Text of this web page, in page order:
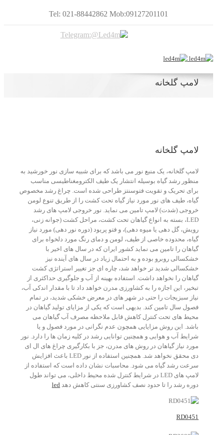
Tel: 021-88442862 Mob:09127201101
لامپ گلخانه
لامپ گلخانه
لامپ گلخانه، یک منبع نور می باشد که برای شبیه سازی نور خورشید به
منظور رشد گیاه بوسیله انتشار یک طیف الکترومغناطیسی مناسب
برای تحریک و تقویت فتوسنتز طراحی شده است. چراغ رشد مخصوص
گیاه، طیف های نور مورد نیاز گیاه تحت کشت را از طریق تنوع لومن
خروجی (شدت) لامپ تامین می نماید. نور خروجی لامپ های رشد
LED، بسته به انواع گیاهان تحت کشت، مراحل کشت (جوانه زنی،
رویش، گل دهی یا میوه دهی)، و فتو پریود (دوره نور دهی) مورد نیاز
گیاه، محدوده خاصی از طیف، لومن و دمای رنگ مورد دلخواه برای
گیاهان را تامین می نماید کشور ایران که در سال های اخیر با
خشکسالی روبرو بوده و به احتمال زیاد در سال های آینده نیز
خشکسالی شدید تر خواهد شد، چاره ای جز تغییر استراتژی کشت
گیاهان را نخواهد داشت. استفاده بهینه از آب و جلوگیری حداکثری از
تبخیر، این اجازه را به کشاورزی مدرن خواهد داد تا با مقدار اندکی آب،
نیاز سبزیجات را حتی در شهر های در معرض خشکی شدید، در تمام
فصول سال تامین کند. بدیهی است که یکی از مزایای تولید گیاهان در
محیط های تحت کنترل کاهش قابل ملاحظه مصرف آب گیاهان می
باشد. این روش مزایایی همچون عدم نگرانی در مورد فصول و یا
شرایط آب و هوایی و همچنین توانایی رشد در کلیه زمان ها را دارد. نور
مورد نیاز گیاهان در روش های مدرن، جز با بکارگیری چراغ های ال ای
دی محقق نخواهد شد. همچنین استفاده از نور­ LED باعث افزایش
سرعت رشد گیاه می شود. محاسبات نشان داده است که استفاده از
لامپ های LED در شرایط کنترل شده محیط داخلی، می­ تواند طول
دوره رشد را تا حدود نصف کشاورزی سنتی کاهش دهد led
RD0451